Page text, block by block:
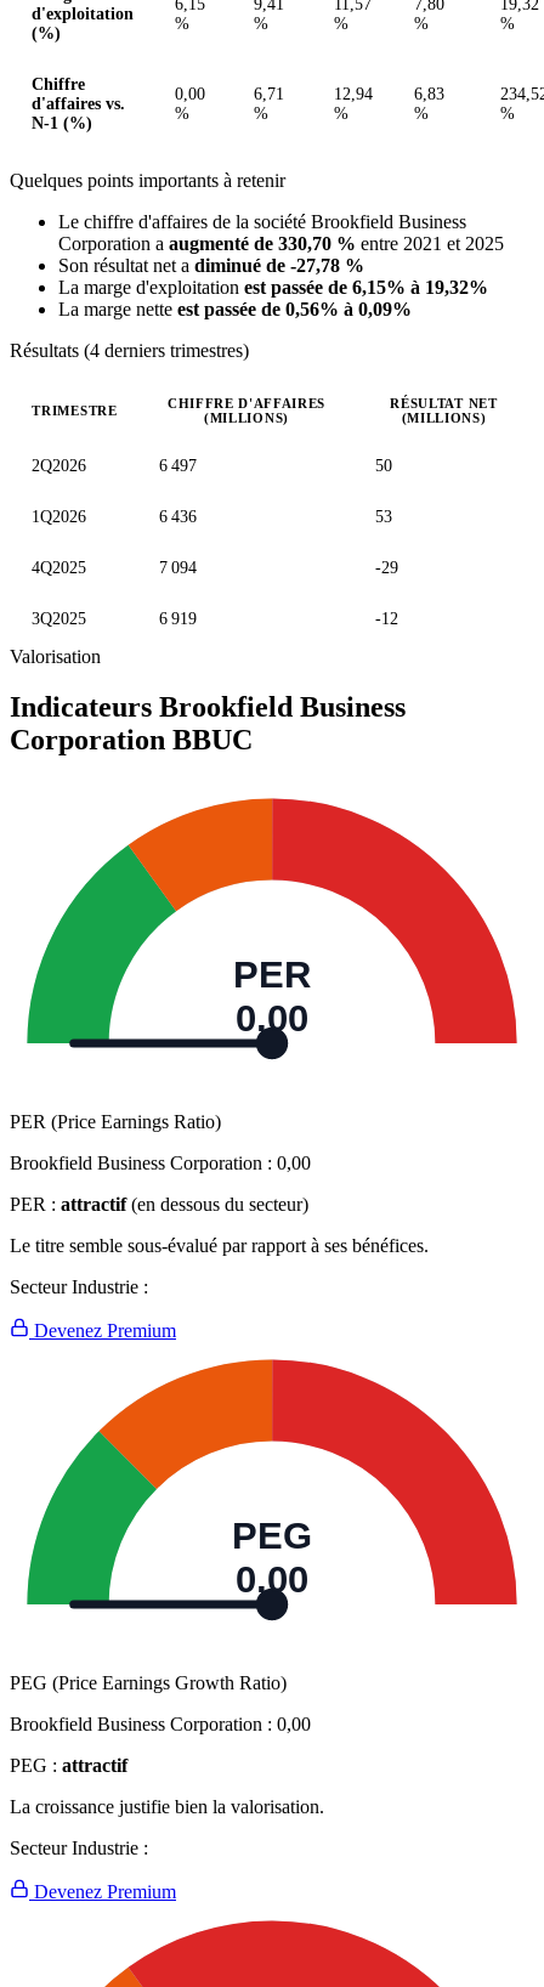
d'exploitation
(%)
6,15
%
9,41
%
11,57
%
7,80
%
19,32
%
Chiffre
d'affaires vs.
N-1 (%)
0,00
%
6,71
%
12,94
%
6,83
%
%
Quelques points importants à retenir
Le chiffre d'affaires de la société Brookfield Business
Corporation a augmenté de 330,70 % entre 2021 et 2025
Son résultat net a diminué de -27,78 %
La marge d'exploitation est passée de 6,15% à 19,32%
La marge nette est passée de 0,56% à 0,09%
Résultats (4 derniers trimestres)
TRIMESTRE
CHIFFRE D'AFFAIRES
(MILLIONS)
RÉSULTAT NET
(MILLIONS)
2Q2026 6 497 50
1Q2026 6 436 53
4Q2025 7 094 -29
3Q2025 6 919 -12
Valorisation
Indicateurs Brookfield Business
Corporation BBUC
PER
0,00
PER (Price Earnings Ratio)
Brookfield Business Corporation : 0,00
PER : attractif (en dessous du secteur)
Le titre semble sous-évalué par rapport à ses bénéfices.
Secteur Industrie :
Devenez Premium
PEG
0,00
PEG (Price Earnings Growth Ratio)
Brookfield Business Corporation : 0,00
PEG : attractif
La croissance justifie bien la valorisation.
Secteur Industrie :
Devenez Premium